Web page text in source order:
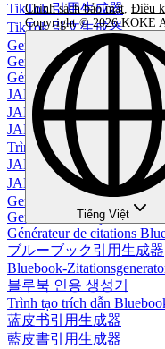
TikTok 引用生成器
TikTok 引文生成器
Generador de Citas JAMA
Gerador de Citações JAMA
Générateur de citations
JAMA引用生成器
JAMA Zitationsgenerator
JAMA 인용 생성기
Trình tạo trích dẫn JAMA
JAMA 引用生成器
JAMA 引用生成器
Generador de Citas
Gerador de Citações
Générateur de citations
ブルーブック引用生成器
Bluebook-
블루북 인용 생성기
Trình tạo trích dẫn
蓝皮书引用生成器
藍皮書引用生成器
Chính sách bảo mật, Điều
Copyright © 2026 KOKE
Tiếng Việt